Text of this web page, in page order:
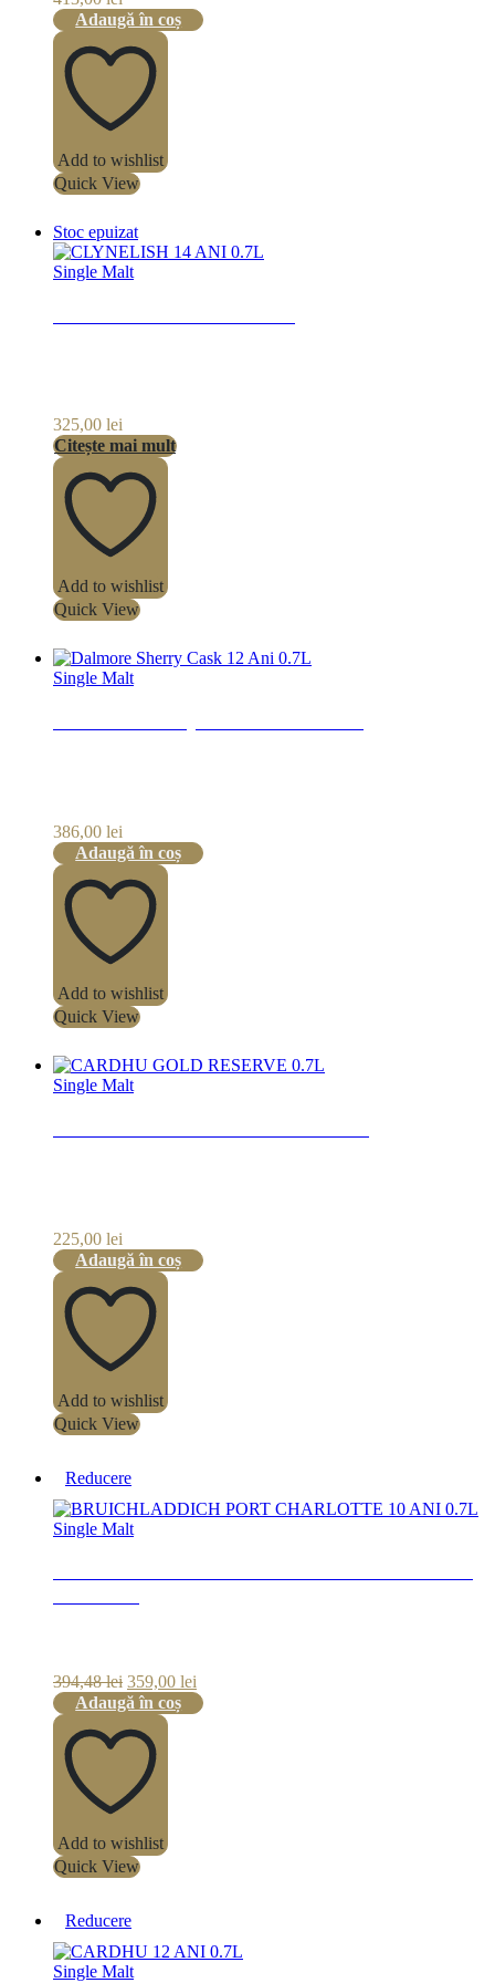
Adaugă în coș
Add to wishlist
Quick View
Stoc epuizat
Single Malt
325,00 lei
Citește mai mult
Add to wishlist
Quick View
Single Malt
386,00 lei
Adaugă în coș
Add to wishlist
Quick View
Single Malt
225,00 lei
Adaugă în coș
Add to wishlist
Quick View
Reducere
Single Malt
394,48lei Prețul
inițial
fost:
394,48 lei.
359,00 lei
curent
este:
Adaugă în coș
Add to wishlist
Quick View
Reducere
Single Malt